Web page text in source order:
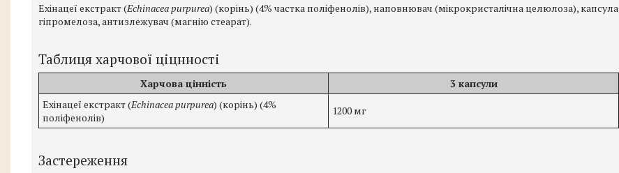
Ехінацеї екстракт (Echinacea purpurea) (корінь) (4% частка поліфенолів), наповнювач (мікрокристалічна целюлоза), капсула
гіпромелоза, антизлежувач (магнію стеарат).
Таблиця харчової ціцнності
Харчова цінність
3 капсули
Ехінацеї екстракт (Echinacea purpurea) (корінь) (4%
поліфенолів)
1200 мг
Застереження